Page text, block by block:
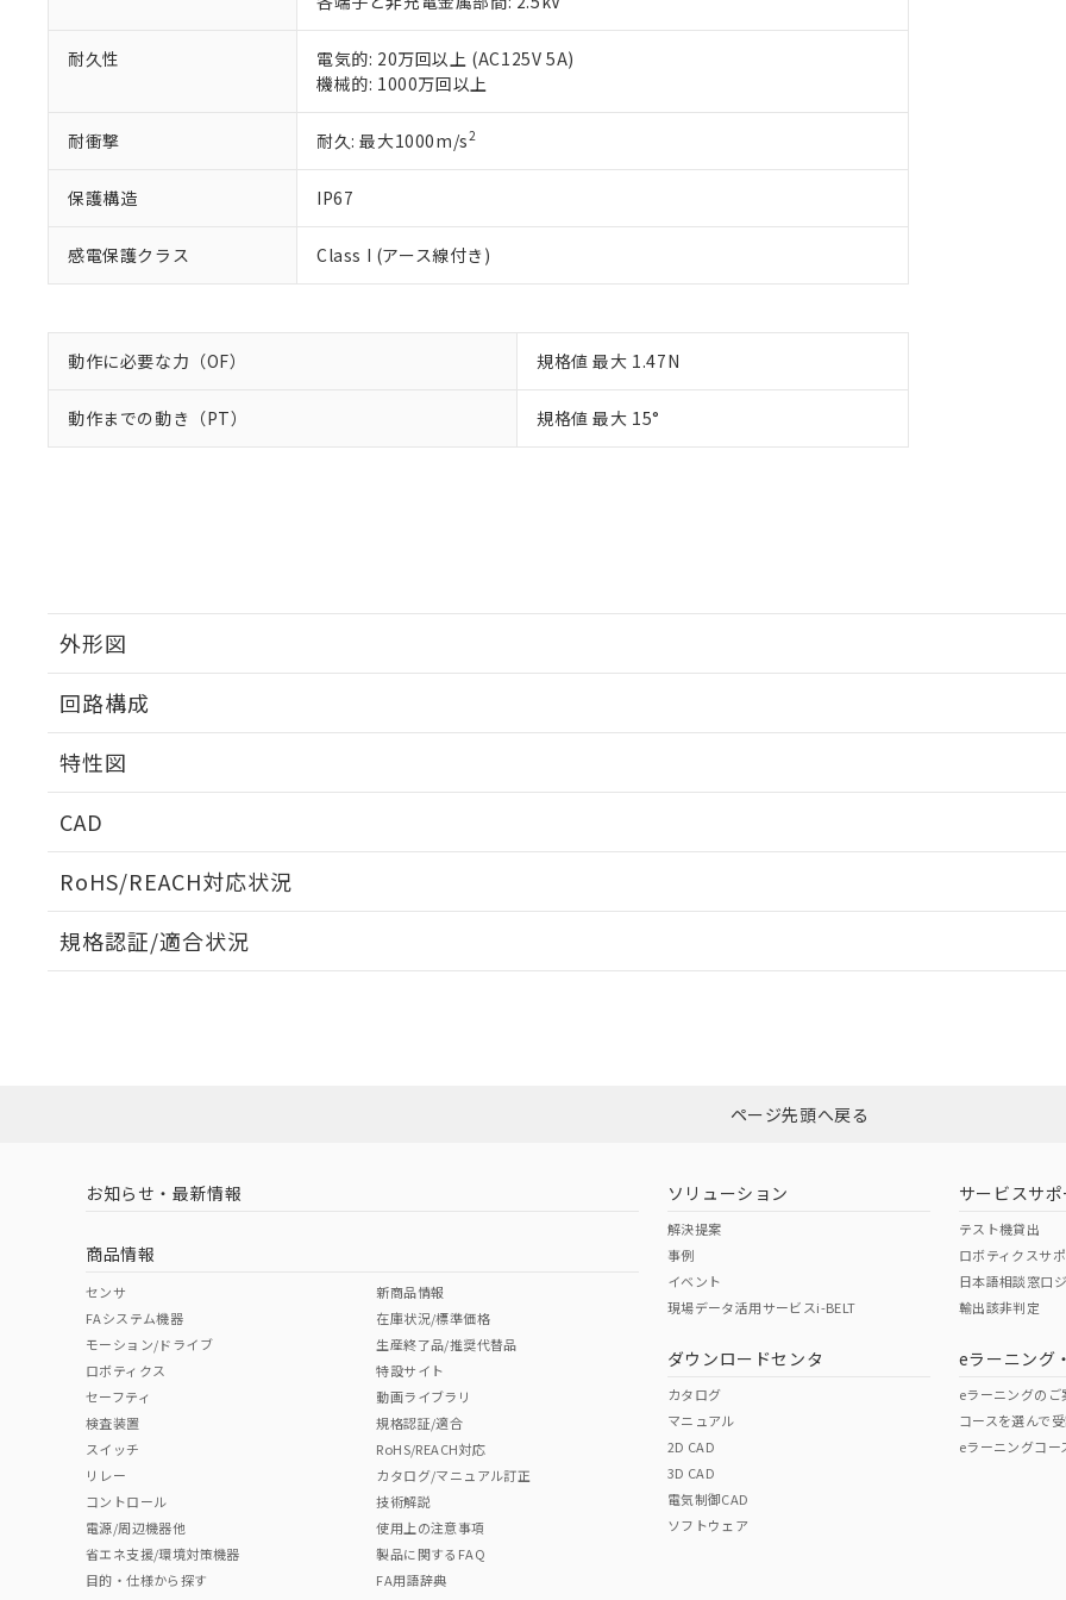
耐久性
電気的: 20万回以上 (AC125V 5A)
機械的: 1000万回以上
耐衝撃 耐久: 最大1000m/s2
保護構造 IP67
感電保護クラス Class I (アース線付き)
動作に必要な力（OF） 規格値 最大 1.47N
動作までの動き（PT） 規格値 最大 15°
外形図
取りつけ穴加工図
回路構成
特性図
電気的:
CAD
RoHS/REACH対応状況
EU RoHS 注意事項・凡例
ダウンロードはこちら
中国 RoHS 注意事項・凡例
中国 RoHS表
Pb Hg Cr(VI)
"対応済み"や非含有の記載がされた商品であっても、流通在庫等で未対応品が混在する可能性があります。
非含有品が必要な際は、弊社営業部門もしくは販売店へお問い合わせください。
規格認証/適合状況
（イギリス
（ノルウェー
（日本
（アメリカ
この製品の規格認証/適合
その他の認証はこちらのページからご
ページ先頭へ戻る
お知らせ・最新情報
商品情報
センサ
FAシステム機器
モーション/ドライブ
ロボティクス
セーフティ
検査装置
スイッチ
リレー
コントロール
電源/周辺機器他
省エネ支援/環境対策機器
目的・仕様から探す
新商品情報
在庫状況/標準価格
生産終了品/推奨代替品
特設サイト
動画ライブラリ
規格認証/適合
RoHS/REACH対応
カタログ/マニュアル訂正
技術解説
使用上の注意事項
製品に関するFAQ
FA用語辞典
ソリューション
解決提案
事例
イベント
現場データ活用サービスi-BELT
ダウンロードセンタ
カタログ
マニュアル
2D CAD
3D CAD
電気制御CAD
ソフトウェア
サービスサポ
テスト機貸出
ロボティクスサ
日本語相談窓口
輸出該非判定
eラーニング
eラーニングのご
コースを選んで
eラーニングコー